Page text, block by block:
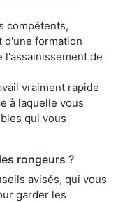
compétents,
d'une formation
l'assainissement de
vraiment rapide
à laquelle vous
qui vous
rongeurs ?
avisés, qui vous
garder les